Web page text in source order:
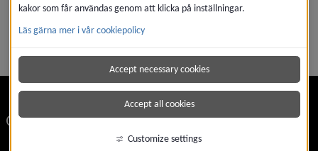
About us
Contact
kakor som får användas genom att klicka på inställningar.
Läs gärna mer i vår cookiepolicy
Accept necessary cookies
Accept all cookies
Customize settings